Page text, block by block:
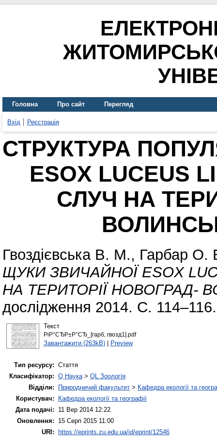
Головна Про сайт Перегляд
Вхід Реєстрація
СТРУКТУРА
ESOX LUCEUS
СЛУЧ НА
Гвоздієвська В. М., Гарбар О.
ЩУКИ ЗВИЧАЙНОЇ ESOX
НА ТЕРИТОРІЇ НОВОГРАД-
дослідження 2014. С. 114–116.
Текст
РіР°СЂР±Р°СЂ_[гарб, гвозд1].pdf
Завантажити (263kB)| Preview
Тип ресурсу: Стаття
Класифікатор: Q Наука> QL Зоологія
Відділи:
Природничий факультет > Кафедра екології та
Користувач:
Кафедра екології та географії
Дата подачі:
11 Вер 2014 12:22
Оновлення:
15 Серп 2015 11:00
URI:
https://eprints.zu.edu.ua/id/eprint/12546